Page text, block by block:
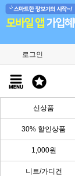
로그인
신상품
30% 할인상품
1,000원
니트/가디건